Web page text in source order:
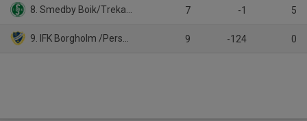
8. Smedby Boik/Trekantens IF 7 -1 5
9. IFK Borgholm /Persnäs AIF 9 -124 0